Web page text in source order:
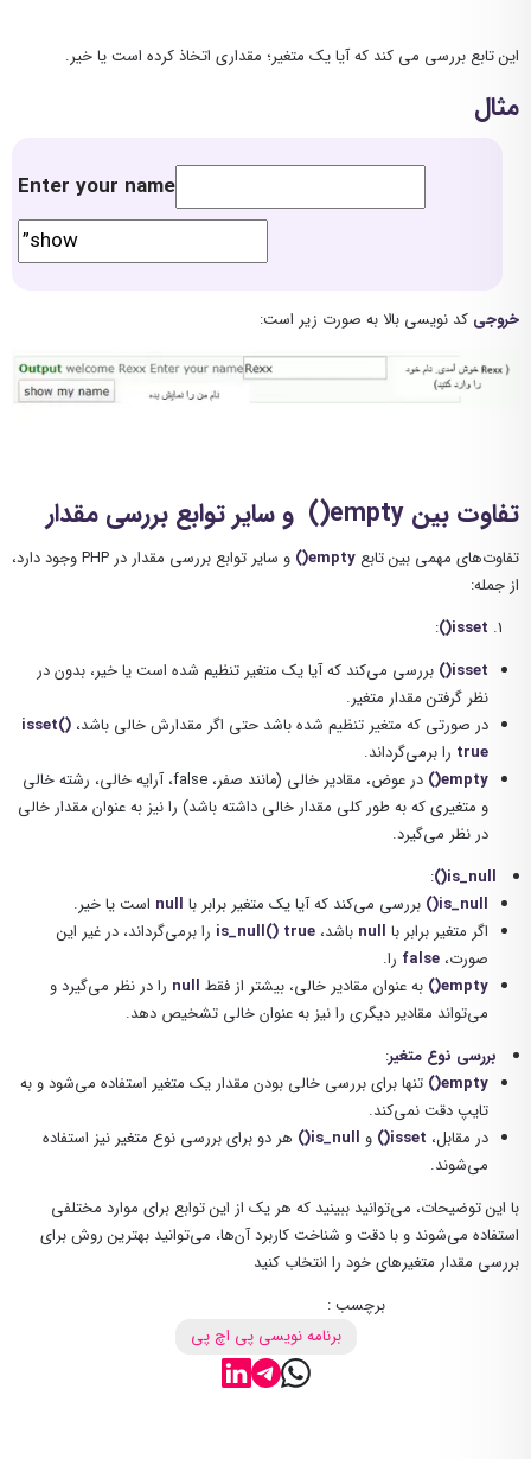
این تابع بررسی می کند که آیا یک متغیر؛ مقداری اتخاذ کرده است یا خیر.
مثال
Enter your name
خروجی کد نویسی بالا به صورت زیر است:
تفاوت بین empty() و سایر توابع بررسی مقدار
تفاوت‌های مهمی بین تابع empty()
و سایر توابع بررسی مقدار در PHP وجود دارد،
از جمله:
isset()
:
isset()
بررسی می‌کند که آیا یک متغیر تنظیم شده است یا خیر، بدون در
نظر گرفتن مقدار متغیر.
در صورتی که متغیر تنظیم شده باشد حتی اگر مقدارش خالی باشد، isset()
true را برمی‌گرداند.
empty()
در عوض، مقادیر خالی (مانند صفر، false، آرایه خالی، رشته خالی
و متغیری که به طور کلی مقدار خالی داشته باشد) را نیز به عنوان مقدار خالی
در نظر می‌گیرد.
is_null()
:
is_null()
بررسی می‌کند که آیا یک متغیر برابر با null است یا خیر.
اگر متغیر برابر با null باشد، is_null() true
را برمی‌گرداند، در غیر این
صورت، false را.
empty()
به عنوان مقادیر خالی، بیشتر از فقط null را در نظر می‌گیرد و
می‌تواند مقادیر دیگری را نیز به عنوان خالی تشخیص دهد.
بررسی نوع متغیر:
empty()
تنها برای بررسی خالی بودن مقدار یک متغیر استفاده می‌شود و به
تایپ دقت نمی‌کند.
در مقابل، isset() و is_null()
هر دو برای بررسی نوع متغیر نیز استفاده
می‌شوند.
با این توضیحات، می‌توانید ببینید که هر یک از این توابع برای موارد مختلفی
استفاده می‌شوند و با دقت و شناخت کاربرد آن‌ها، می‌توانید بهترین روش برای
بررسی مقدار متغیرهای خود را انتخاب کنید
برچسب :
برنامه نویسی پی اچ پی